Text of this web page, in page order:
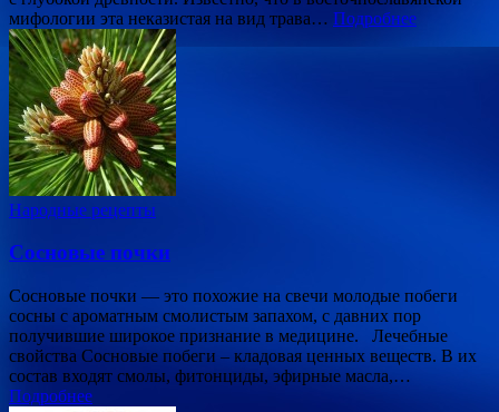
мифологии эта неказистая на вид трава… Подробнее
Народные рецепты
Сосновые почки
Сосновые почки — это похожие на свечи молодые побеги
сосны с ароматным смолистым запахом, с давних пор
получившие широкое признание в медицине. Лечебные
свойства Сосновые побеги – кладовая ценных веществ. В их
состав входят смолы, фитонциды, эфирные масла,…
Подробнее